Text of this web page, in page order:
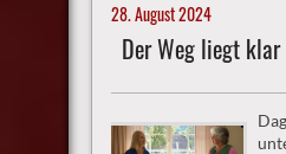
28. August 2024
Der Weg liegt